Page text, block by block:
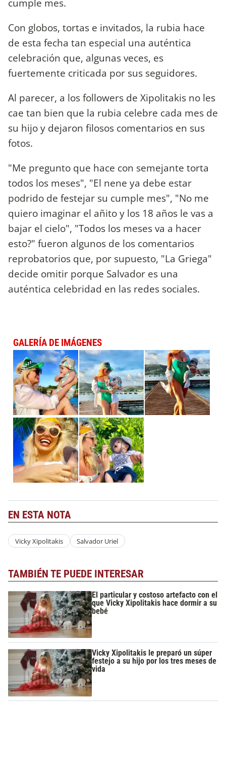
Con globos, tortas e invitados, la rubia hace
de esta fecha tan especial una auténtica
celebración que, algunas veces, es
fuertemente criticada por sus seguidores.
Al parecer, a los followers de Xipolitakis no les
cae tan bien que la rubia celebre cada mes de
su hijo y dejaron filosos comentarios en sus
fotos.
"Me pregunto que hace con semejante torta
todos los meses", "El nene ya debe estar
podrido de festejar su cumple mes", "No me
quiero imaginar el añito y los 18 años le vas a
bajar el cielo", "Todos los meses va a hacer
esto?" fueron algunos de los comentarios
reprobatorios que, por supuesto, "La Griega"
decide omitir porque Salvador es una
auténtica celebridad en las redes sociales.
GALERÍA DE IMÁGENES
EN ESTA NOTA
Vicky Xipolitakis Salvador Uriel
TAMBIÉN TE PUEDE INTERESAR
El particular y costoso artefacto con el
que Vicky Xipolitakis hace dormir a su
bebé
Vicky Xipolitakis le preparó un súper
festejo a su hijo por los tres meses de
vida